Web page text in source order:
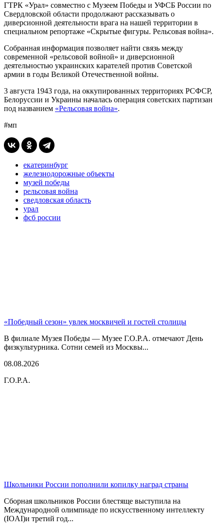
ГТРК «Урал» совместно с Музеем Победы и УФСБ России по
Свердловской области продолжают рассказывать о
диверсионной деятельности врага на нашей территории в
специальном репортаже «Скрытые фигуры. Рельсовая война».
Собранная информация позволяет найти связь между
современной «рельсовой войной» и диверсионной
деятельностью украинских карателей против Советской
армии в годы Великой Отечественной войны.
3 августа 1943 года, на оккупированных территориях РСФСР,
Белоруссии и Украины началась операция советских партизан
под названием «Рельсовая война».
#мп
екатеринбург
железнодорожные объекты
музей победы
рельсовая война
сведловская область
урал
фсб россии
«Победный сезон» увлек москвичей и гостей столицы
В филиале Музея Победы — Музее Г.О.Р.А. отмечают День
физкультурника. Сотни семей из Москвы...
08.08.2026
Г.О.Р.А.
Школьники России пополнили копилку наград страны
Сборная школьников России блестяще выступила на
Международной олимпиаде по искусственному интеллекту
(IOAI)и третий год...